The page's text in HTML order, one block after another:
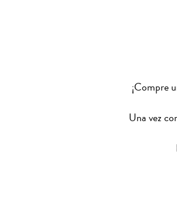
¡Compre
Una vez